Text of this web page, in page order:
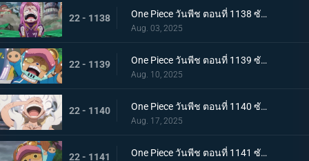
22 - 1138 One Piece วันพีช ตอนที่ 1138 ซับไทย ขอบคุณค่ะ คุณพ่อ โอบกอดแสนอบอุ่นของบอนนี่กับคุมะ
Aug. 03, 2025
22 - 1139 One Piece วันพีช ตอนที่ 1139 ซับไทย เอ็กเฮดถูกทำลาย เริ่มต้นบัสเตอร์คอล
Aug. 10, 2025
22 - 1140 One Piece วันพีช ตอนที่ 1140 ซับไทย ฮีโร่ที่หลงใหล นักรบแห่งการปลดปล่อยผู้ช่วยเหลือบอนนี่
Aug. 17, 2025
22 - 1141 One Piece วันพีช ตอนที่ 1141 ซับไทย กองหนุนที่พึ่งพาได้ ดอรี่กับโบรกี้มาถึงแล้ว